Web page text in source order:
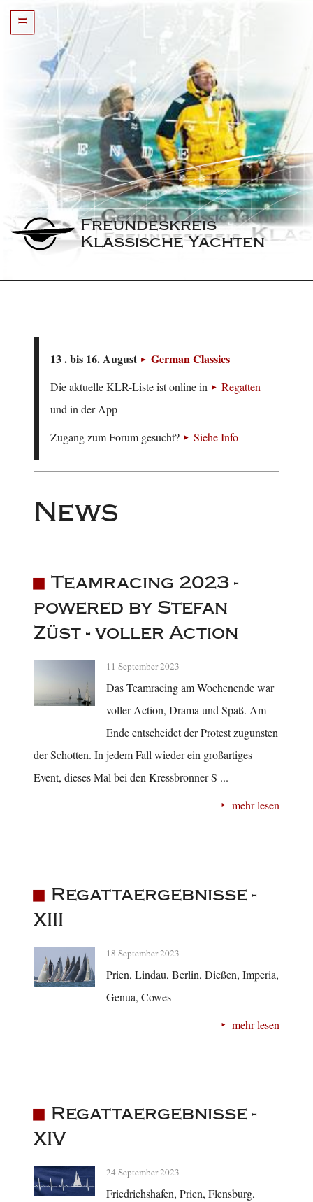
=
Freundeskreis
Klassische Yachten
13 . bis 16. August German Classics
Die aktuelle KLR-Liste ist online in
Regatten
und in der App
Zugang zum Forum gesucht?
Siehe Info
News
Teamracing 2023 -
powered by Stefan
Züst - voller Action
11 September 2023
Das Teamracing am Wochenende war
voller Action, Drama und Spaß. Am
Ende entscheidet der Protest zugunsten
der Schotten. In jedem Fall wieder ein großartiges
Event, dieses Mal bei den Kressbronner S ...
mehr lesen
Regattaergebnisse -
XIII
18 September 2023
Prien, Lindau, Berlin, Dießen, Imperia,
Genua, Cowes
mehr lesen
Regattaergebnisse -
XIV
24 September 2023
Friedrichshafen, Prien, Flensburg,